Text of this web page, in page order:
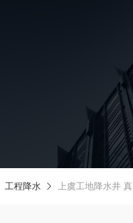
工程降水 上虞工地降水井